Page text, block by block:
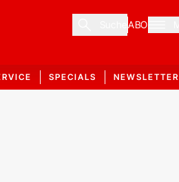
ABO
SPECIALS NEWSLETTER